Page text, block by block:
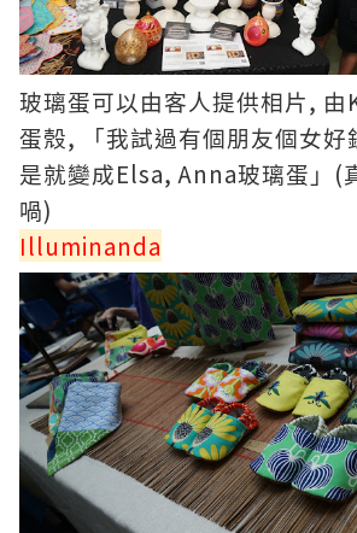
玻璃蛋可以由客人提供相片, 由
蛋殼, 「我試過有個朋友個女好
是就變成Elsa, Anna玻璃蛋」 (
喎)
Illuminanda